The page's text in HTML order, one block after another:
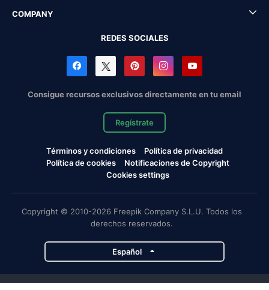
COMPANY
REDES SOCIALES
Consigue recursos exclusivos directamente en tu email
Regístrate
Términos y condiciones
Política de privacidad
Política de cookies
Notificaciones de Copyright
Cookies settings
Copyright © 2010-2026 Freepik Company S.L.U. Todos los
derechos reservados.
Español